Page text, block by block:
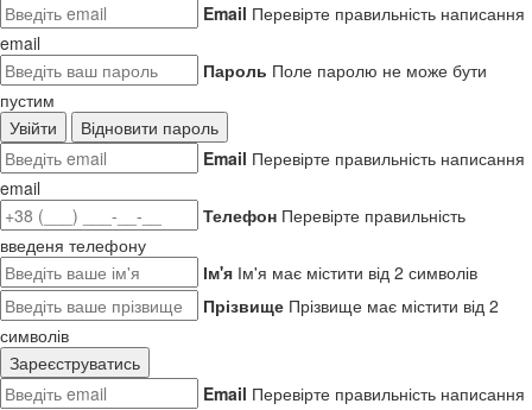
Email Перевірте правильність написання
email
Пароль Поле паролю не може бути
пустим
Увійти
Відновити пароль
Email Перевірте правильність написання
email
Телефон Перевірте правильність
введеня телефону
Ім'я Ім'я має містити від 2 символів
Прізвище Прізвище має містити від 2
символів
Зареєструватись
Email Перевірте правильність написання